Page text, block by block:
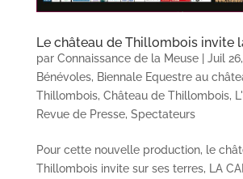
Le château de Thillombois invite
par Connaissance de la Meuse| Juil
Bénévoles, Biennale Equestre au
Thillombois, Château de Thillombois,
Revue de Presse, Spectateurs
Pour cette nouvelle production, le
Thillombois invite sur ses terres, LA